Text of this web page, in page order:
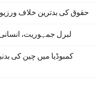
حقوق کی بدترین خلاف
لبرل جمہوریت،
کمبوڈیا میں چین کی